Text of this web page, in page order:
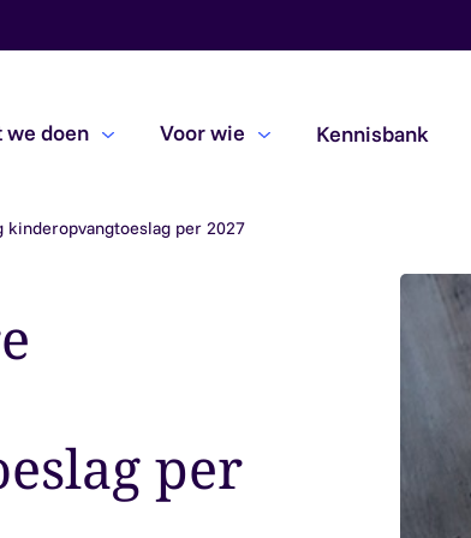
we doen
Beoordelingsopdrachten
Voor wie Kennisbank
per 2027
per